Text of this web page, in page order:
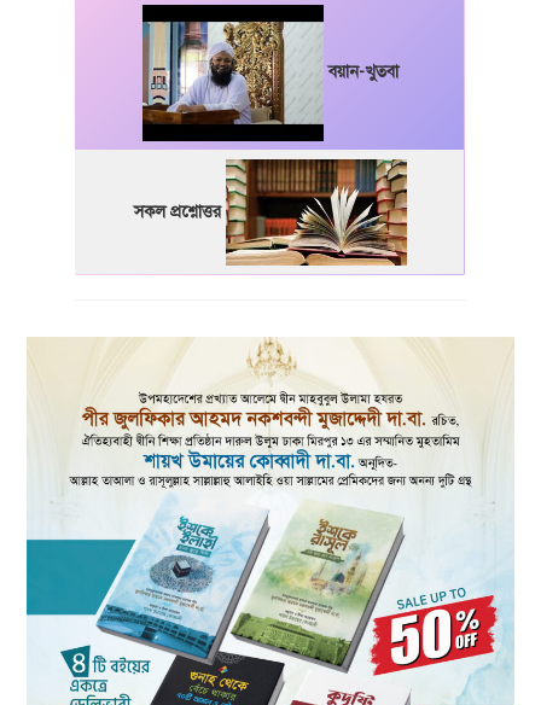
বয়ান-খুতবা
সকল প্রশ্নোত্তর